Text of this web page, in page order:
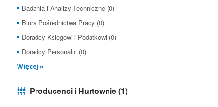
Badania i Analizy Techniczne (0)
Biura Pośrednictwa Pracy (0)
Doradcy Księgowi i Podatkowi (0)
Doradcy Personalni (0)
Więcej »
Producenci i Hurtownie(1)